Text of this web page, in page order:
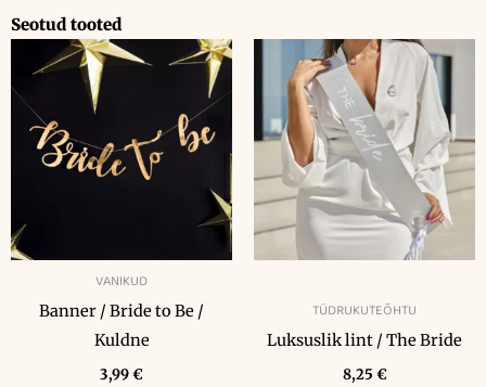
Seotud tooted
VANIKUD
Banner / Bride to Be /
Kuldne
3,99€
TÜDRUKUTEÕHTU
Luksuslik lint / The Bride
8,25 €